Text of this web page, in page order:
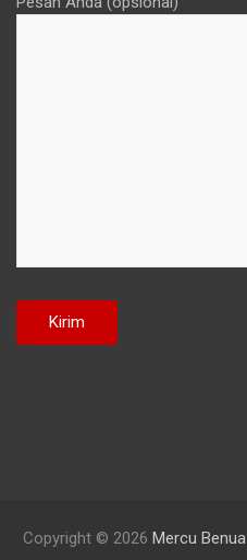
Copyright © 2026 Mercu Benua